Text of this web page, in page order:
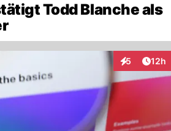
Todd Blanche als
5
Interaktionen
12h